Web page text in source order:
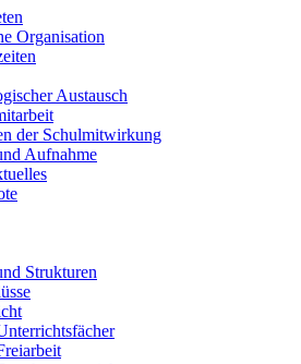
Organisation
Austausch
der Schulmitwirkung
Aufnahme
Strukturen